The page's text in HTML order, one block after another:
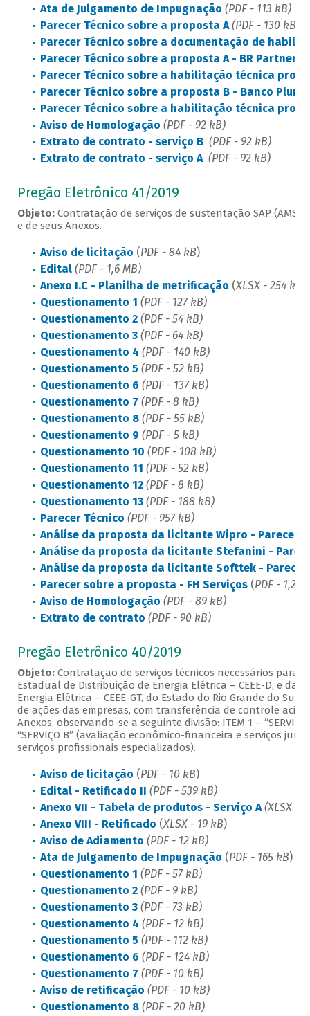
Ata de Julgamento de Impugnação (PDF - 113 kB)
Parecer Técnico sobre a proposta A (PDF - 130 kB)
Parecer Técnico sobre a documentação de
Parecer Técnico sobre a proposta A - BR Partners
Parecer Técnico sobre a habilitação técnica
Parecer Técnico sobre a proposta B - Banco Plural
Parecer Técnico sobre a habilitação técnica
Aviso de Homologação (PDF - 92 kB)
Extrato de contrato - serviço B (PDF - 92 kB)
Extrato de contrato - serviço A (PDF - 92 kB)
Pregão Eletrônico 41/2019
Objeto: Contratação de serviços de sustentação SAP (AMS)
e de seus Anexos.
Aviso de licitação (PDF - 84 kB)
Edital(PDF - 1,6 MB)
Anexo I.C - Planilha de metrificação (XLSX - 254 kB
Questionamento 1 (PDF - 127 kB)
Questionamento 2(PDF - 54 kB)
Questionamento 3(PDF - 64 kB)
Questionamento 4 (PDF - 140 kB)
Questionamento 5 (PDF - 52 kB)
Questionamento 6 (PDF - 137 kB)
Questionamento 7 (PDF - 8 kB)
Questionamento 8(PDF - 55 kB)
Questionamento 9 (PDF - 5 kB)
Questionamento 10 (PDF - 108 kB)
Questionamento 11 (PDF - 52 kB)
Questionamento 12(PDF - 8 kB)
Questionamento 13(PDF - 188 kB)
Parecer Técnico (PDF - 957 kB)
Análise da proposta da licitante Wipro - Parecer
Análise da proposta da licitante Stefanini -
Análise da proposta da licitante Softtek - Parecer
Parecer sobre a proposta - FH Serviços(PDF - 1,2
Aviso de Homologação (PDF - 89 kB)
Extrato de contrato (PDF - 90 kB)
Pregão Eletrônico 40/2019
Objeto: Contratação de serviços técnicos necessários para
Estadual de Distribuição de Energia Elétrica – CEEE-D, e da
Energia Elétrica – CEEE-GT, do Estado do Rio Grande do
de ações das empresas, com transferência de controle
Anexos, observando-se a seguinte divisão: ITEM 1 –
“SERVIÇO B” (avaliação econômico-financeira e serviços
serviços profissionais especializados).
Aviso de licitação (PDF - 10 kB)
Edital - Retificado II (PDF - 539 kB)
Anexo VII - Tabela de produtos - Serviço A(XLSX -
Anexo VIII - Retificado (XLSX - 19 kB)
Aviso de Adiamento (PDF - 12 kB)
Ata de Julgamento de Impugnação (PDF - 165 kB)
Questionamento 1 (PDF - 57 kB)
Questionamento 2(PDF - 9 kB)
Questionamento 3(PDF - 73 kB)
Questionamento 4 (PDF - 12 kB)
Questionamento 5 (PDF - 112 kB)
Questionamento 6 (PDF - 124 kB)
Questionamento 7 (PDF - 10 kB)
Aviso de retificação (PDF - 10 kB)
Questionamento 8(PDF - 20 kB)